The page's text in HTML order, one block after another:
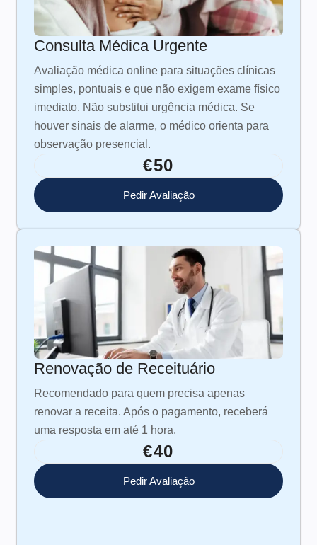
Consulta Médica Urgente
Avaliação médica online para situações clínicas
simples, pontuais e que não exigem exame físico
imediato. Não substitui urgência médica. Se
houver sinais de alarme, o médico orienta para
observação presencial.
€50
Pedir Avaliação
Renovação de Receituário
Recomendado para quem precisa apenas
renovar a receita. Após o pagamento, receberá
uma resposta em até 1 hora.
€40
Pedir Avaliação